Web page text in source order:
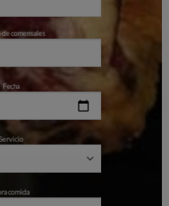
comensales
Fecha
comida